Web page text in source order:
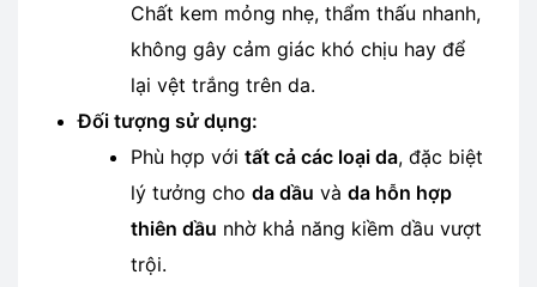
Chất kem mỏng nhẹ, thẩm thấu nhanh,
không gây cảm giác khó chịu hay để
lại vệt trắng trên da.
Đối tượng sử dụng:
Phù hợp với tất cả các loại da, đặc biệt
lý tưởng cho da dầu và da hỗn hợp
thiên dầu nhờ khả năng kiềm dầu vượt
trội.